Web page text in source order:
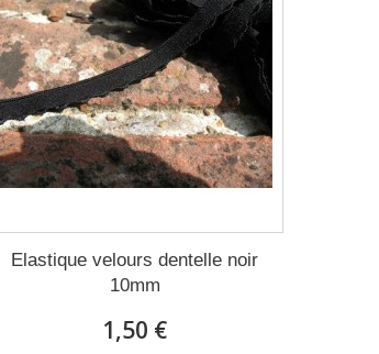
Elastique velours dentelle noir
10mm
1,50 €